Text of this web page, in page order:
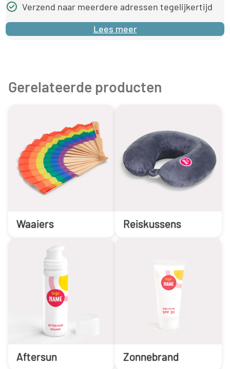
Verzend naar meerdere adressen tegelijkertijd
Lees meer
Gerelateerde producten
Waaiers Reiskussens
Aftersun Zonnebrand